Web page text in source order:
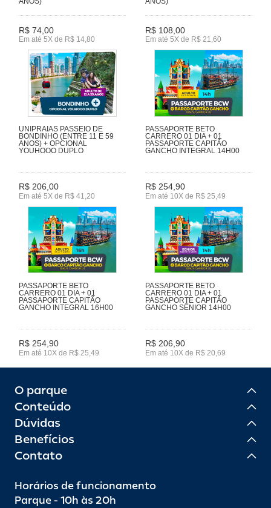
R$ 74,00
Em até 5X de R$ 14,80
R$ 108,00
Em até 5X de R$ 21,60
UNIPRAIAS PASSEIO DE
BONDINHO (ENTRE 11 E 59
ANOS) + OPCIONAL
YOUHOOO DUPLO
R$ 206,00
Em até 5X de R$ 41,20
PASSAPORTE BETO
CARRERO 01 DIA + 01
PASSAPORTE CAPITÃO
GANCHO INTEGRAL 14H00
R$ 254,90
Em até 10X de R$ 25,49
PASSAPORTE BETO
CARRERO 01 DIA + 01
PASSAPORTE CAPITÃO
GANCHO INTEGRAL 16H00
R$ 254,90
Em até 10X de R$ 25,49
PASSAPORTE BETO
CARRERO 01 DIA + 01
PASSAPORTE CAPITÃO
GANCHO SÊNIOR 14H00
R$ 206,90
Em até 10X de R$ 20,69
O parque
Conteúdo
Dúvidas
Benefícios
Contato
Horários de funcionamento
Parque - 10h às 20h